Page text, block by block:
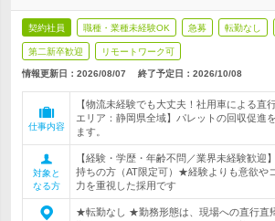
契約社員 職種・業種未経験OK 急募 転勤なし
第二新卒歓迎 リモートワーク可
情報更新日：2026/08/07 終了予定日： 2026/10/08
仕事内容
【物流未経験でも大丈夫！社用車による直
エリア：静岡県全域】パレットの回収促進
ます。
対象と
なる方
【経験・学歴・年齢不問／業界未経験歓迎
持ちの方（AT限定可）★経験よりも意欲や
力を重視した採用です
★転勤なし ★勤務形態は、現場への直行直